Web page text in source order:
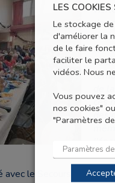
des
ces
des
le Secours
LES
Le stockage
d'améliorer la
de le faire
faciliter le
vidéos. Nous
Vous pouvez
nos cookies"
"Paramètres
Paramètres